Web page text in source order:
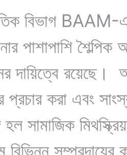
বিভাগ BAAM-
পাশাপাশি
দায়িত্বে রয়েছে।
প্রচার করা এবং
হল সামাজিক